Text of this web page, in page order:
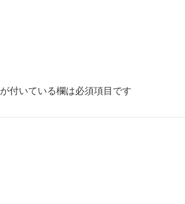
が付いている欄は必須項目です